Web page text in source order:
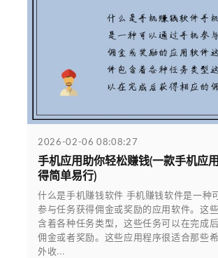
2026-02-06 08:08:27
手机应用助你轻松赚钱(一款手机应
得简单易行)
什么是手机赚钱软件 手机赚钱软件是一种
参与任务获得佣金或奖励的应用软件。这
含着各种任务类型，这些任务可以在完成
佣金或者奖励。这些应用程序很适合那些
外收...